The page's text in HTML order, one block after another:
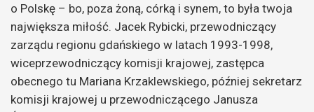
o Polskę – bo, poza żoną, córką i synem, to była twoja
największa miłość. Jacek Rybicki, przewodniczący
zarządu regionu gdańskiego w latach 1993-1998,
wiceprzewodniczący komisji krajowej, zastępca
obecnego tu Mariana Krzaklewskiego, później sekretarz
komisji krajowej u przewodniczącego Janusza